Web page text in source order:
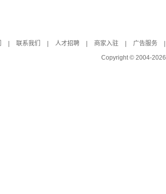
联系我们 人才招聘 商家入驻 广告服务
Copyright © 2004-2026